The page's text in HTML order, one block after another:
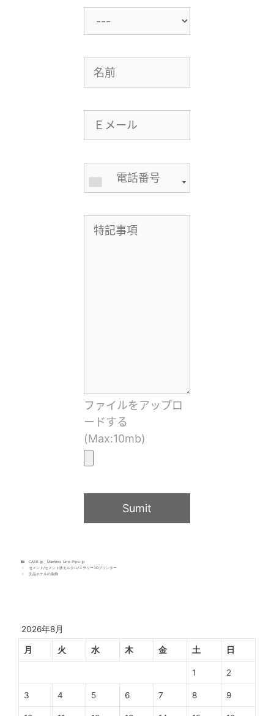
ファイルをアップロ
ードする
(Max:10mb)
CASE-jp、 Machine Line-Pipe-jp
セメント/セメント状モルタル/スラリー3Dプリンター
文品ホテルの装飾
2026年8月
月 火 水 木 金 土 日
1 2
3 4 5 6 7 8 9